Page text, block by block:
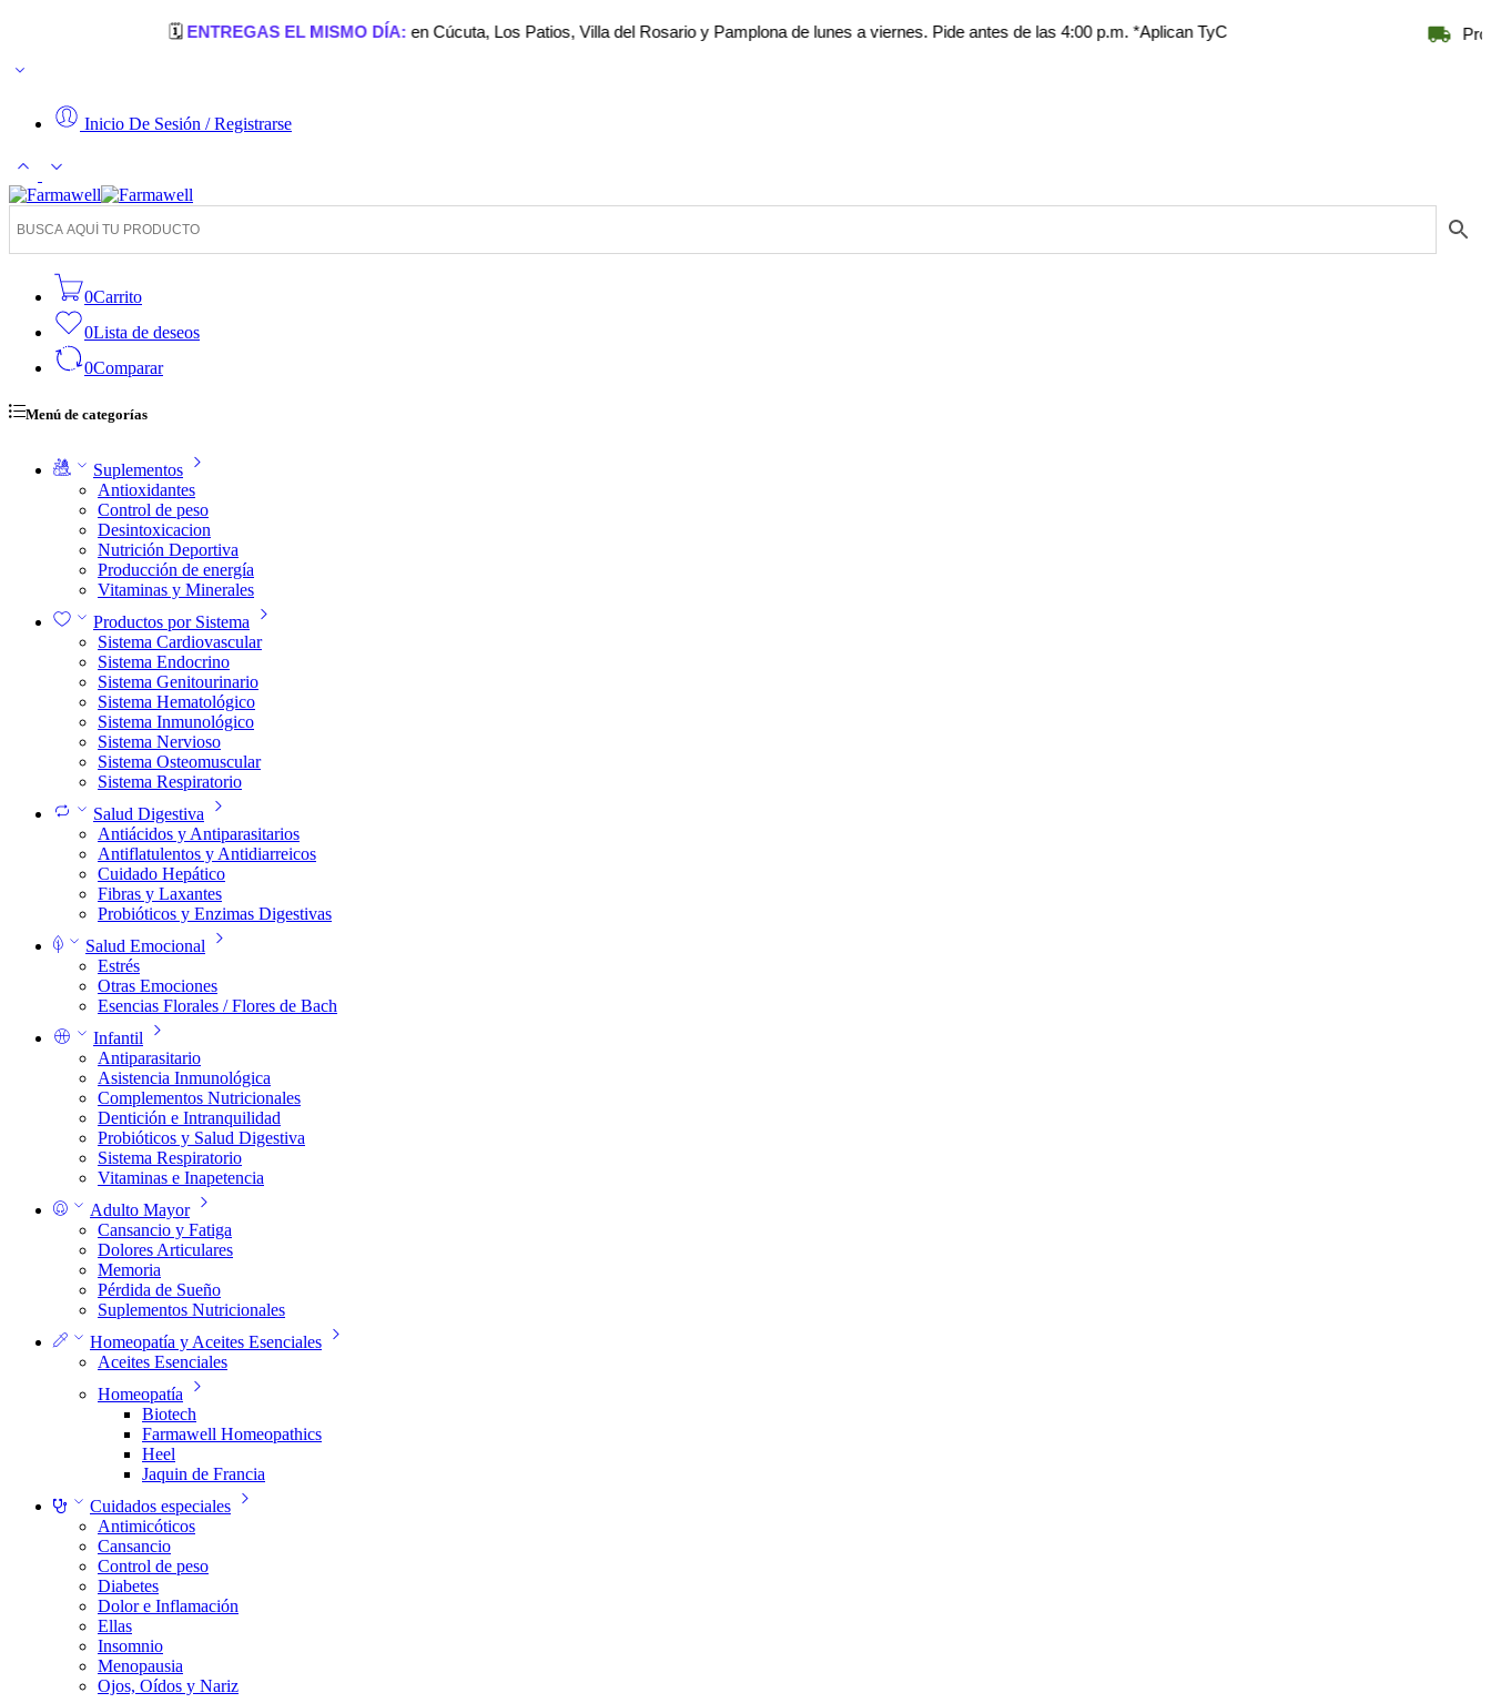
ENTREGAS EL MISMO DÍA:en Cúcuta, Los Patios, Villa del Rosario y Pamplona de lunes a viernes. Pide antes de las 4:00 p.m. *Aplican TyC Productos
Inicio De Sesión / Registrarse
0Carrito
0Lista de deseos
0Comparar
Menú de categorías
Suplementos
Antioxidantes
Control de peso
Desintoxicacion
Nutrición Deportiva
Producción de energía
Vitaminas y Minerales
Productos por Sistema
Sistema Cardiovascular
Sistema Endocrino
Sistema Genitourinario
Sistema Hematológico
Sistema Inmunológico
Sistema Nervioso
Sistema Osteomuscular
Sistema Respiratorio
Salud Digestiva
Antiácidos y Antiparasitarios
Antiflatulentos y Antidiarreicos
Cuidado Hepático
Fibras y Laxantes
Probióticos y Enzimas Digestivas
Salud Emocional
Estrés
Otras Emociones
Esencias Florales / Flores de Bach
Infantil
Antiparasitario
Asistencia Inmunológica
Complementos Nutricionales
Dentición e Intranquilidad
Probióticos y Salud Digestiva
Sistema Respiratorio
Vitaminas e Inapetencia
Adulto Mayor
Cansancio y Fatiga
Dolores Articulares
Memoria
Pérdida de Sueño
Suplementos Nutricionales
Homeopatía y Aceites Esenciales
Aceites Esenciales
Homeopatía
Biotech
Farmawell Homeopathics
Heel
Jaquin de Francia
Cuidados especiales
Antimicóticos
Cansancio
Control de peso
Diabetes
Dolor e Inflamación
Ellas
Insomnio
Menopausia
Ojos, Oídos y Nariz